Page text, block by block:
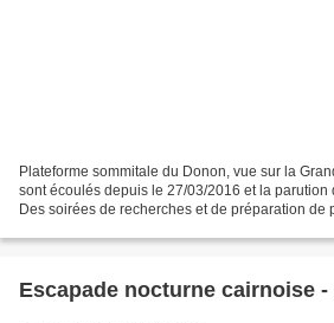
Plateforme sommitale du Donon, vue sur la
sont écoulés depuis le 27/03/2016 et la parution
Des soirées de recherches et de préparation de